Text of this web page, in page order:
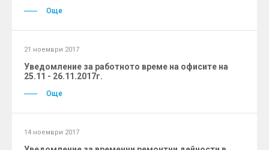
Още
21 ноември 2017
Уведомление за работното време на офисите на
25.11 - 26.11.2017г.
Още
14 ноември 2017